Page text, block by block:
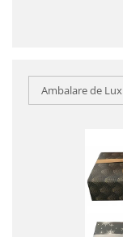
Ambalare de Lux